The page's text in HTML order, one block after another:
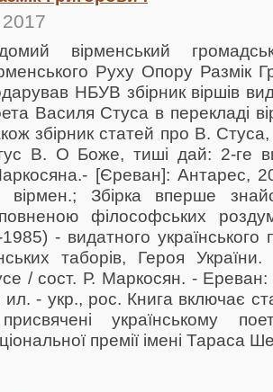
вірменський
Руху Опору Размік
НБУВ збірник віршів
Василя Стуса в перекладі
збірник статей про В. Стуса,
В. О Боже, тиші дай: 2-ге
[Єреван]: Антарес,
Збірка вперше
філософських
- видатного українського
таборів, Героя
/ сост. Р. Маркосян. - Ереван:
- укр., рос. Книга включає
українському
премії імені Тараса